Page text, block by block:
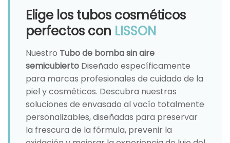
Elige los tubos cosméticos
perfectos con LISSON
Nuestro Tubo de bomba sin aire
semicubierto Diseñado específicamente
para marcas profesionales de cuidado de la
piel y cosméticos. Descubra nuestras
soluciones de envasado al vacío totalmente
personalizables, diseñadas para preservar
la frescura de la fórmula, prevenir la